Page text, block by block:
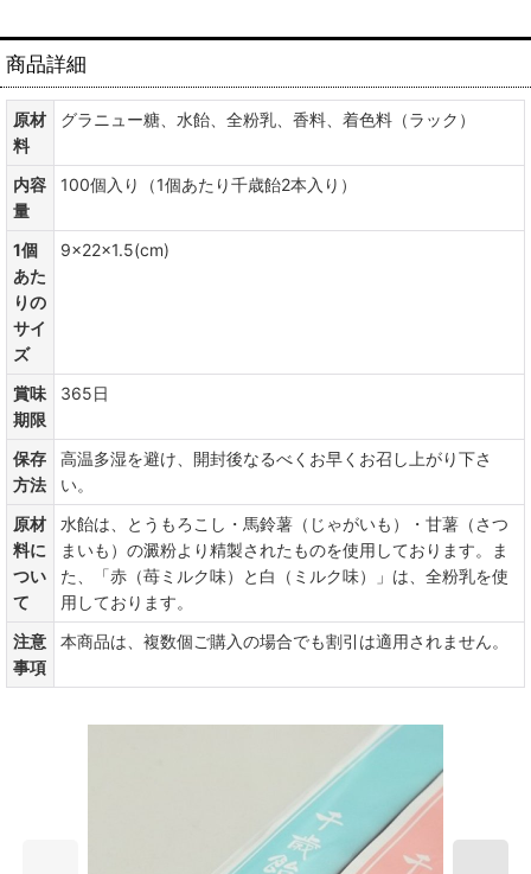
商品詳細
原材
料
グラニュー糖、水飴、全粉乳、香料、着色料（ラック）
内容
量
100個入り（1個あたり千歳飴2本入り）
1個
あた
りの
サイ
ズ
9×22×1.5(cm)
賞味
期限
365日
保存
方法
高温多湿を避け、開封後なるべくお早くお召し上がり下さ
い。
原材
料に
つい
て
水飴は、とうもろこし・馬鈴薯（じゃがいも）・甘薯（さつ
まいも）の澱粉より精製されたものを使用しております。ま
た、「赤（苺ミルク味）と白（ミルク味）」は、全粉乳を使
用しております。
注意
事項
本商品は、複数個ご購入の場合でも割引は適用されません。